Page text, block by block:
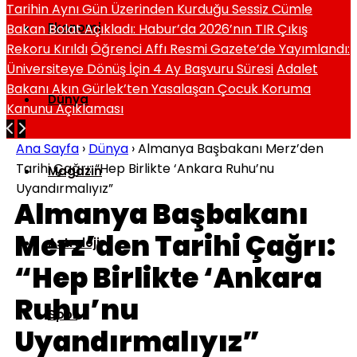
Ekonomi
Dünya
Magazin
Astroloji
Spor
Tarihin Aynı Gün Üzerinden Kurduğu Sessiz Cümle
Bakan Bolat Açıkladı: Habur’da 2026’nın TIR Çıkış
Rekoru KırıldıÖğrenci Affı Resmi Gazete’de Yayımlandı:
Üniversiteye Dönüş İçin 4 Ay Başvuru SüresiAdalet
Bakanı Akın Gürlek’ten Yasalaşan Çocuk Koruma
Kanunu Açıklaması
Ana Sayfa › Dünya ›Almanya Başbakanı Merz’den
Tarihi Çağrı: “Hep Birlikte ‘Ankara Ruhu’nu
Uyandırmalıyız”
Almanya Başbakanı
Merz’den Tarihi Çağrı:
“Hep Birlikte ‘Ankara
Ruhu’nu
Uyandırmalıyız”